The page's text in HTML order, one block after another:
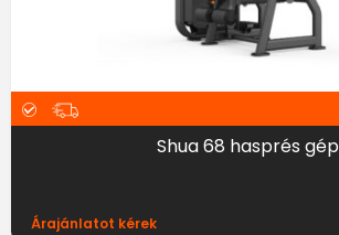
Shua 68 hasprés gép
Árajánlatot kérek